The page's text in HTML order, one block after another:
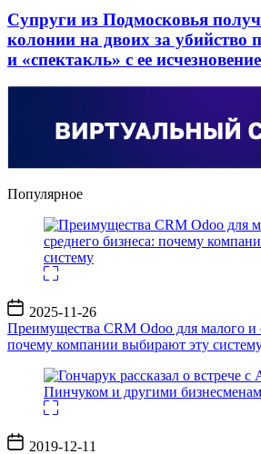
Супруги из Подмосковья
колонии на двоих за убийство
и «спектакль» с ее
Популярное
Дата
записи
2025-11-26
Преимущества CRM Odoo для малого и
почему компании выбирают эту
Дата2019-12-11